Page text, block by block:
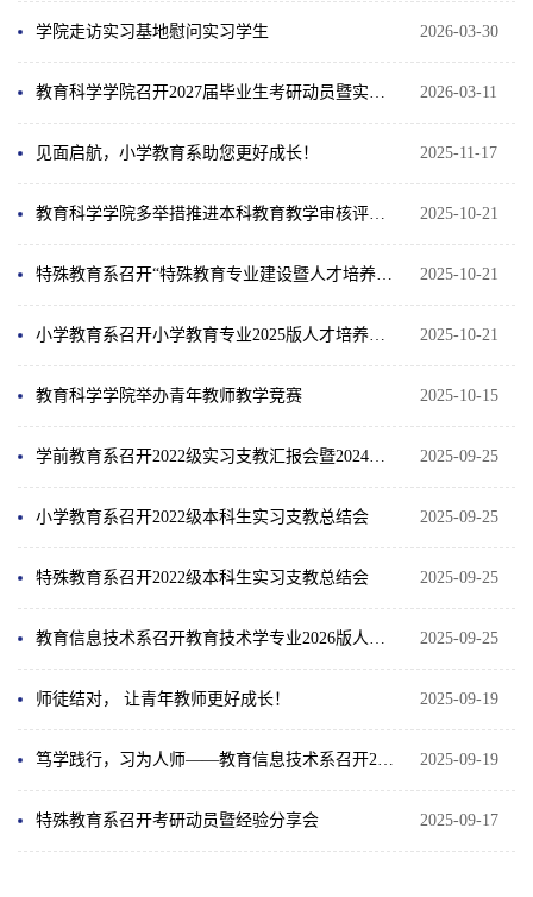
2026-03-30
学院走访实习基地慰问实习学生
2026-03-11
2025-11-17
见面启航，小学教育系助您更好成长！
2025-10-21
2025-10-21
2025-10-21
2025-10-15
教育科学学院举办青年教师教学竞赛
2025-09-25
2025-09-25
小学教育系召开2022级本科生实习支教总结会
2025-09-25
特殊教育系召开2022级本科生实习支教总结会
2025-09-25
2025-09-19
师徒结对， 让青年教师更好成长！
2025-09-19
2025-09-17
特殊教育系召开考研动员暨经验分享会